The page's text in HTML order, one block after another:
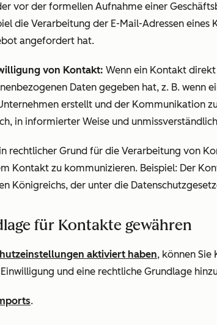
vor der formellen Aufnahme einer
die Verarbeitung der E-Mail-Adressen eines
angefordert hat.
von Kontakt: Wenn ein Kontakt
Daten gegeben hat, z. B. wenn
erstellt und der Kommunikation
in informierter Weise und
rechtlicher Grund für die Verarbeitung von
Kontakt zu kommunizieren. Beispiel: Der
Königreichs, der unter die
für Kontakte gewähren
aktiviert haben, können Sie
und eine rechtliche Grundlage
.